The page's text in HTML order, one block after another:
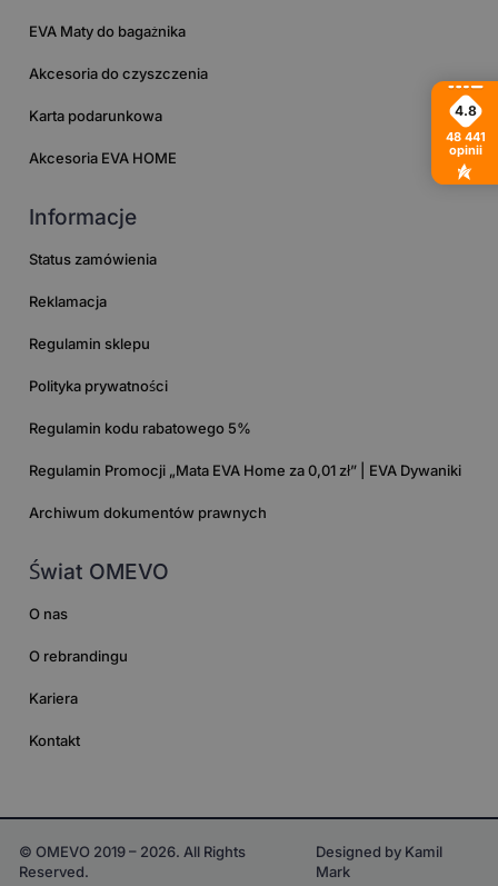
EVA Maty do bagażnika
Akcesoria do czyszczenia
Karta podarunkowa
Akcesoria EVA HOME
Informacje
Status zamówienia
Reklamacja
Regulamin sklepu
Polityka prywatności
Regulamin kodu rabatowego 5%
Regulamin Promocji „Mata EVA Home za 0,01 zł” | EVA Dywaniki
Archiwum dokumentów prawnych
Świat OMEVO
O nas
O rebrandingu
Kariera
Kontakt
© OMEVO 2019 – 2026. All Rights
Reserved.
Designed by Kamil
Mark
4.8
48 441
opinii